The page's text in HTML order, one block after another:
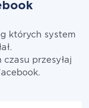
których system
przesyłaj